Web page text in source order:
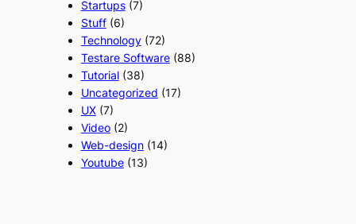
Startups(7)
Stuff(6)
Technology(72)
Testare Software(88)
Tutorial(38)
Uncategorized (17)
UX(7)
Video(2)
Web-design(14)
Youtube(13)